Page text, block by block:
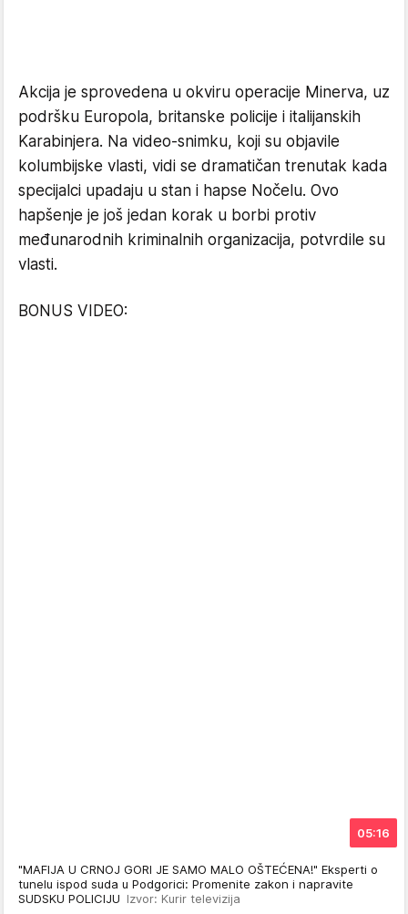
Akcija je sprovedena u okviru operacije Minerva, uz
podršku Europola, britanske policije i italijanskih
Karabinjera. Na video-snimku, koji su objavile
kolumbijske vlasti, vidi se dramatičan trenutak kada
specijalci upadaju u stan i hapse Nočelu. Ovo
hapšenje je još jedan korak u borbi protiv
međunarodnih kriminalnih organizacija, potvrdile su
vlasti.
BONUS VIDEO:
05:16
"MAFIJA U CRNOJ GORI JE SAMO MALO OŠTEĆENA!" Eksperti o
tunelu ispod suda u Podgorici: Promenite zakon i napravite
SUDSKU POLICIJU Izvor: Kurir televizija